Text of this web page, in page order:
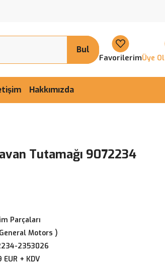
Bul
FavorilerimÜye Ol
Hakkımızda
Tutamağı 9072234
Parçaları
Motors )
2353026
EUR + KDV